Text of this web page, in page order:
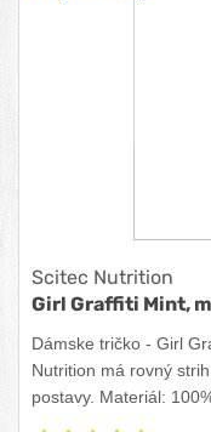
Scitec Nutrition
Girl Graffiti Mint,
Dámske tričko - Girl
Nutrition má rovný
postavy. Materiál: